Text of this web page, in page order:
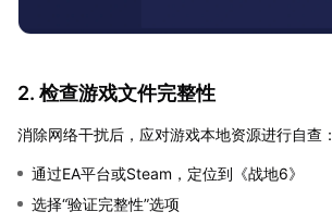
2. 检查游戏文件完整性
消除网络干扰后，应对游戏本地资源进行自查：
通过EA平台或Steam，定位到《战地6》
选择“验证完整性”选项